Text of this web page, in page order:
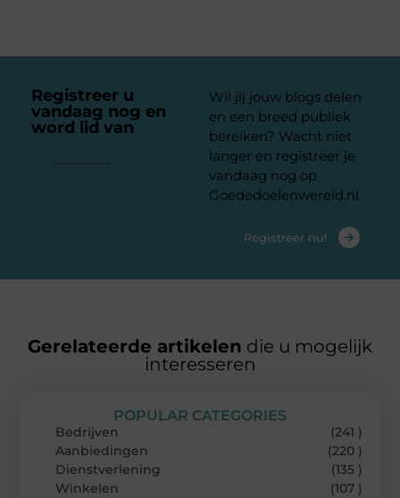
Registreer u
vandaag nog en
word lid van
Wil jij jouw blogs delen
en een breed publiek
bereiken? Wacht niet
langer en registreer je
vandaag nog op
Goededoelenwereld.nl
Registreer nu!
Gerelateerde artikelen die u mogelijk
interesseren
POPULAR CATEGORIES
Bedrijven
(241 )
Aanbiedingen
(220 )
Dienstverlening
(135 )
Winkelen
(107 )